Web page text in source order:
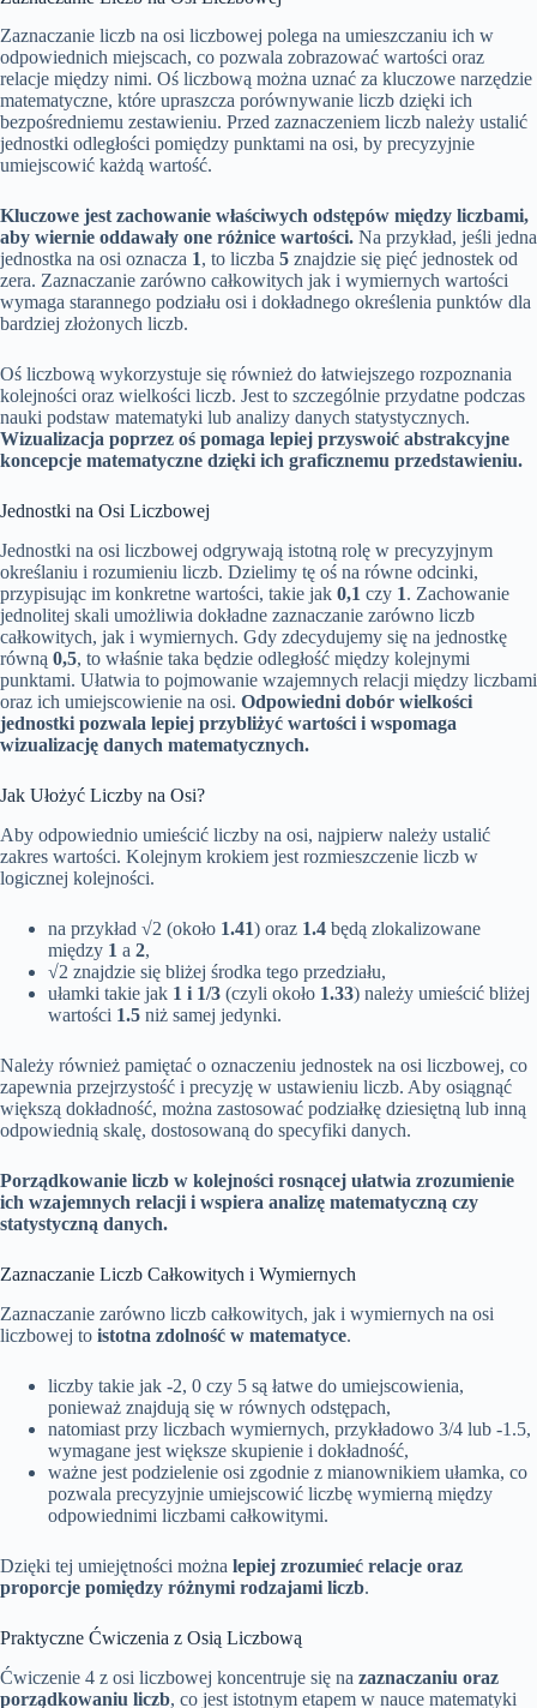
Zaznaczanie liczb na osi liczbowej polega na umieszczaniu ich w
odpowiednich miejscach, co pozwala zobrazować wartości oraz
relacje między nimi. Oś liczbową można uznać za kluczowe narzędzie
matematyczne, które upraszcza porównywanie liczb dzięki ich
bezpośredniemu zestawieniu. Przed zaznaczeniem liczb należy ustalić
jednostki odległości pomiędzy punktami na osi, by precyzyjnie
umiejscowić każdą wartość.
Kluczowe jest zachowanie właściwych odstępów między liczbami,
aby wiernie oddawały one różnice wartości. Na przykład, jeśli jedna
jednostka na osi oznacza 1, to liczba 5 znajdzie się pięć jednostek od
zera. Zaznaczanie zarówno całkowitych jak i wymiernych wartości
wymaga starannego podziału osi i dokładnego określenia punktów dla
bardziej złożonych liczb.
Oś liczbową wykorzystuje się również do łatwiejszego rozpoznania
kolejności oraz wielkości liczb. Jest to szczególnie przydatne podczas
nauki podstaw matematyki lub analizy danych statystycznych.
Wizualizacja poprzez oś pomaga lepiej przyswoić abstrakcyjne
koncepcje matematyczne dzięki ich graficznemu przedstawieniu.
Jednostki na Osi Liczbowej
Jednostki na osi liczbowej odgrywają istotną rolę w precyzyjnym
określaniu i rozumieniu liczb. Dzielimy tę oś na równe odcinki,
przypisując im konkretne wartości, takie jak 0,1 czy 1. Zachowanie
jednolitej skali umożliwia dokładne zaznaczanie zarówno liczb
całkowitych, jak i wymiernych. Gdy zdecydujemy się na jednostkę
równą 0,5, to właśnie taka będzie odległość między kolejnymi
punktami. Ułatwia to pojmowanie wzajemnych relacji między liczbami
oraz ich umiejscowienie na osi. Odpowiedni dobór wielkości
jednostki pozwala lepiej przybliżyć wartości i wspomaga
wizualizację danych matematycznych.
Jak Ułożyć Liczby na Osi?
Aby odpowiednio umieścić liczby na osi, najpierw należy ustalić
zakres wartości. Kolejnym krokiem jest rozmieszczenie liczb w
logicznej kolejności.
na przykład √2 (około 1.41) oraz 1.4 będą zlokalizowane
między 1 a 2,
√2 znajdzie się bliżej środka tego przedziału,
ułamki takie jak 1 i 1/3 (czyli około 1.33) należy umieścić bliżej
wartości 1.5 niż samej jedynki.
Należy również pamiętać o oznaczeniu jednostek na osi liczbowej, co
zapewnia przejrzystość i precyzję w ustawieniu liczb. Aby osiągnąć
większą dokładność, można zastosować podziałkę dziesiętną lub inną
odpowiednią skalę, dostosowaną do specyfiki danych.
Porządkowanie liczb w kolejności rosnącej ułatwia zrozumienie
ich wzajemnych relacji i wspiera analizę matematyczną czy
statystyczną danych.
Zaznaczanie Liczb Całkowitych i Wymiernych
Zaznaczanie zarówno liczb całkowitych, jak i wymiernych na osi
liczbowej to istotna zdolność w matematyce.
liczby takie jak -2, 0 czy 5 są łatwe do umiejscowienia,
ponieważ znajdują się w równych odstępach,
natomiast przy liczbach wymiernych, przykładowo 3/4 lub -1.5,
wymagane jest większe skupienie i dokładność,
ważne jest podzielenie osi zgodnie z mianownikiem ułamka, co
pozwala precyzyjnie umiejscowić liczbę wymierną między
odpowiednimi liczbami całkowitymi.
Dzięki tej umiejętności można lepiej zrozumieć relacje oraz
proporcje pomiędzy różnymi rodzajami liczb.
Praktyczne Ćwiczenia z Osią Liczbową
Ćwiczenie 4 z osi liczbowej koncentruje się na zaznaczaniu oraz
porządkowaniu liczb, co jest istotnym etapem w nauce matematyki